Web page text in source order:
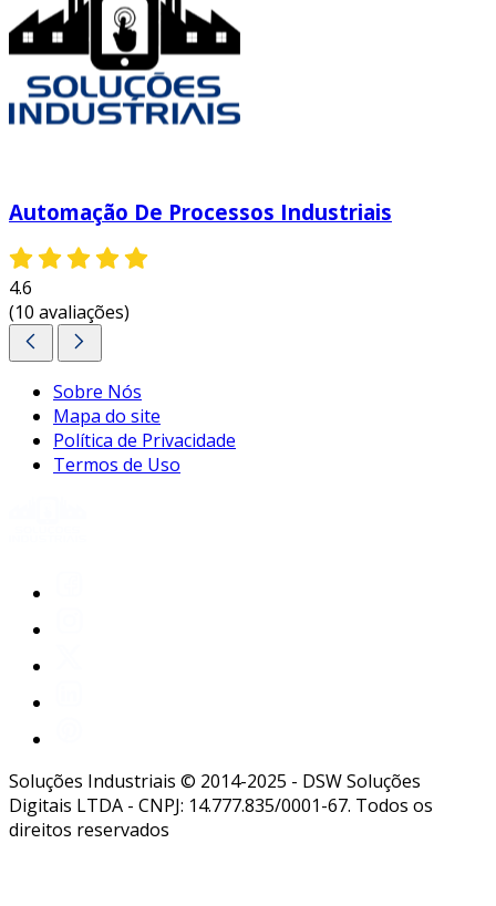
Automação De Processos Industriais
4.6
(10 avaliações)
Sobre Nós
Mapa do site
Política de Privacidade
Termos de Uso
Soluções Industriais © 2014-2025 - DSW Soluções
Digitais LTDA - CNPJ: 14.777.835/0001-67. Todos os
direitos reservados